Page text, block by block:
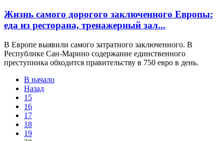
Жизнь самого дорогого заключенного Европы:
еда из ресторана, тренажерный зал...
В Европе выявили самого затратного заключенного. В
Республике Сан-Марино содержание единственного
преступника обходится правительству в 750 евро в день.
В начало
Назад
15
16
17
18
19